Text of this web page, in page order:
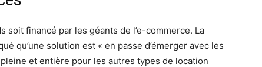
soit financé par les géants de l’e-commerce. La
qu’une solution est « en passe d’émerger avec les
et entière pour les autres types de location